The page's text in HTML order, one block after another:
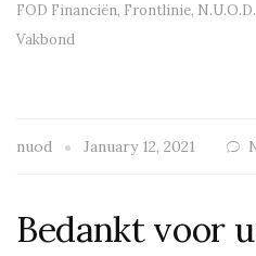
FOD Financiën, Frontlinie, N.U.O.D.
Vakbond
nuod January 12, 2021
Bedankt voor